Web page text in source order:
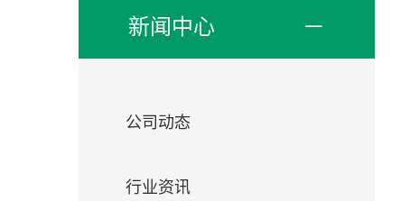
新闻中心
公司动态
行业资讯